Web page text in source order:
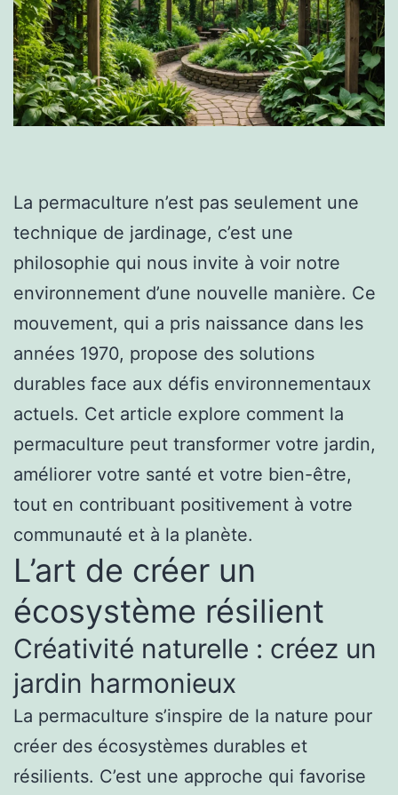
La permaculture n’est pas seulement une
technique de jardinage, c’est une
philosophie qui nous invite à voir notre
environnement d’une nouvelle manière. Ce
mouvement, qui a pris naissance dans les
années 1970, propose des solutions
durables face aux défis environnementaux
actuels. Cet article explore comment la
permaculture peut transformer votre jardin,
améliorer votre santé et votre bien-être,
tout en contribuant positivement à votre
communauté et à la planète.
L’art de créer un
écosystème résilient
Créativité naturelle : créez un
jardin harmonieux
La permaculture s’inspire de la nature pour
créer des écosystèmes durables et
résilients. C’est une approche qui favorise